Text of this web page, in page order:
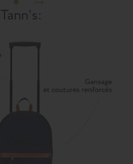
Tann's: